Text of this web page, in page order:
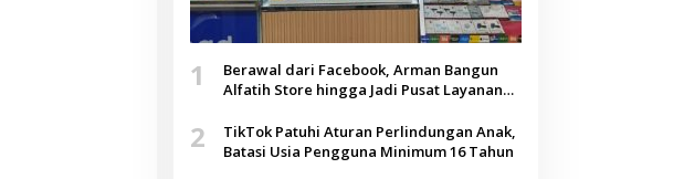
1
Berawal dari Facebook, Arman Bangun
Alfatih Store hingga Jadi Pusat Layanan
2
TikTok Patuhi Aturan Perlindungan Anak,
Batasi Usia Pengguna Minimum 16 Tahun